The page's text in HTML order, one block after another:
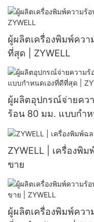
USB+BT
ผู้ผลิตเครื่องพิมพ์คว
ที่สุด | ZYWELL
ผู้ผลิตอุปกรณ์จ่ายคว
ร้อน 80 มม. แบบกำ
ZYWELL | เครื่องพิ
ขาย
ผู้ผลิตเครื่องพิมพ์คว